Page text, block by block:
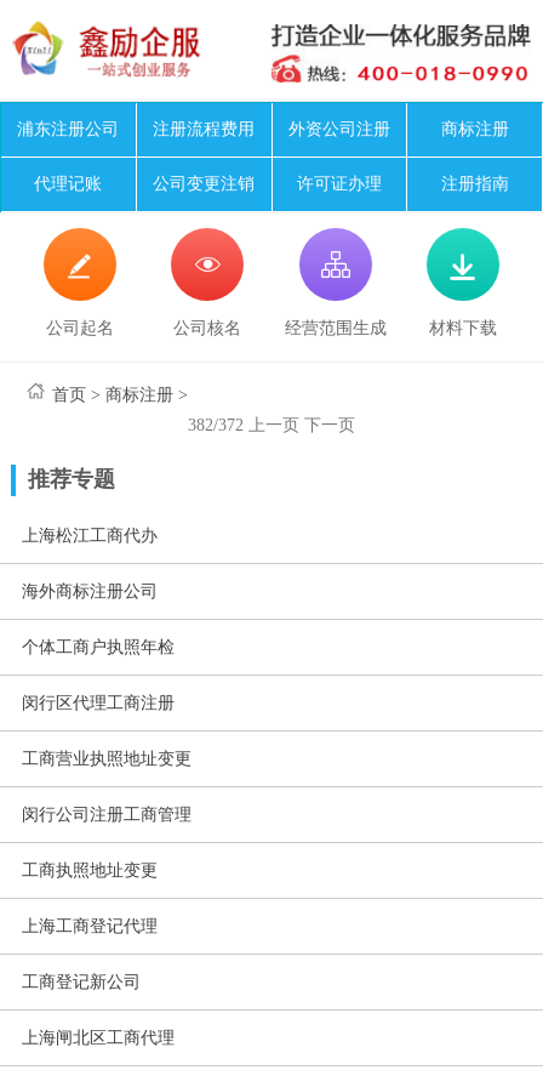
浦东注册公司 注册流程费用 外资公司注册 商标注册
代理记账 公司变更注销 许可证办理 注册指南

公司起名

公司核名

经营范围生成

材料下载
首页 >商标注册 >
382/372
上一页 下一页
推荐专题
上海松江工商代办
海外商标注册公司
个体工商户执照年检
闵行区代理工商注册
工商营业执照地址变更
闵行公司注册工商管理
工商执照地址变更
上海工商登记代理
工商登记新公司
上海闸北区工商代理